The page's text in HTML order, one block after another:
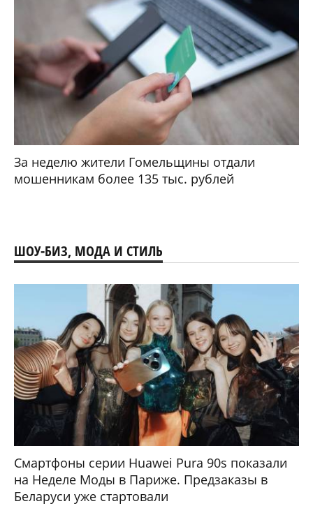
За неделю жители Гомельщины отдали
мошенникам более 135 тыс. рублей
ШОУ-БИЗ, МОДА И СТИЛЬ
Смартфоны серии Huawei Pura 90s показали
на Неделе Моды в Париже. Предзаказы в
Беларуси уже стартовали